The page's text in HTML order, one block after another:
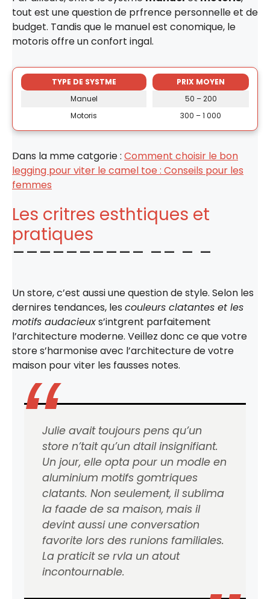
tout est une question de prfrence personnelle et de
budget. Tandis que le manuel est conomique, le
motoris offre un confort ingal.
TYPE DE SYSTME
PRIX MOYEN
Manuel
50 – 200
Motoris
300 – 1 000
Dans la mme catgorie : Comment choisir le bon
legging pour viter le camel toe : Conseils pour les
femmes
Les critres esthtiques et
pratiques
Un store, c’est aussi une question de style. Selon les
dernires tendances, les couleurs clatantes et les
motifs audacieuxs’intgrent parfaitement
l’architecture moderne. Veillez donc ce que votre
store s’harmonise avec l’architecture de votre
maison pour viter les fausses notes.
Julie avait toujours pens qu’un
store n’tait qu’un dtail insignifiant.
Un jour, elle opta pour un modle en
aluminium motifs gomtriques
clatants. Non seulement, il sublima
la faade de sa maison, mais il
devint aussi une conversation
favorite lors des runions familiales.
La praticit se rvla un atout
incontournable.